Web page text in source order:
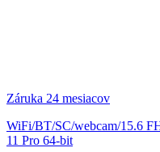
Záruka 24 mesiacov
WiFi/BT/SC/webcam/15.6
11 Pro 64-bit